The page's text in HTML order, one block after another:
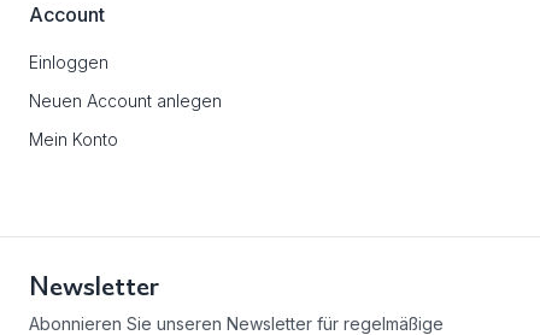
Account
Einloggen
Neuen Account anlegen
Mein Konto
Newsletter
Abonnieren Sie unseren Newsletter für regelmäßige